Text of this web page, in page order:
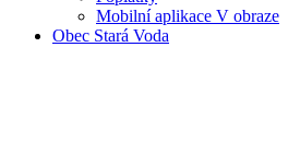
Mobilní aplikace V obraze
Obec Stará Voda